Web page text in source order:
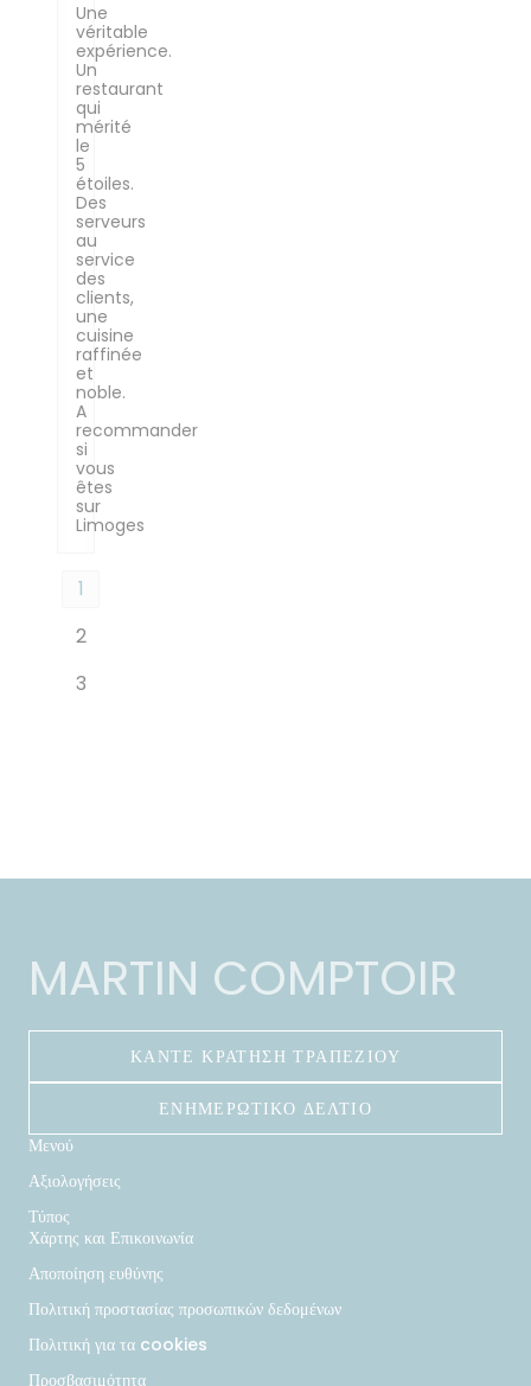
Une
véritable
expérience.
Un
restaurant
qui
mérité
le
5
étoiles.
Des
serveurs
au
service
des
clients,
une
cuisine
raffinée
et
noble.
A
recommander
si
vous
êtes
sur
Limoges
1
2
3
MARTIN COMPTOIR
ΚΆΝΤΕ ΚΡΆΤΗΣΗ ΤΡΑΠΕΖΙΟΎ
ΕΝΗΜΕΡΩΤΙΚΌ ΔΕΛΤΊΟ
Μενού
Αξιολογήσεις
Τύπος
Χάρτης και Επικοινωνία
Αποποίηση ευθύνης
Πολιτική προστασίας προσωπικών δεδομένων
Πολιτική για τα cookies
Προσβασιμότητα